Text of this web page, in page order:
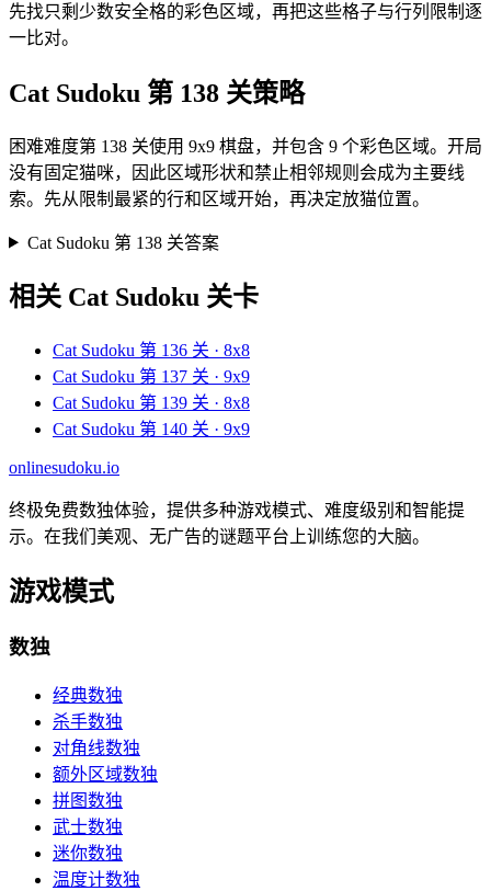
先找只剩少数安全格的彩色区域，再把这些格子与行列限制逐
一比对。
Cat Sudoku 第 138 关策略
困难难度第 138 关使用 9x9 棋盘，并包含 9 个彩色区域。开局
没有固定猫咪，因此区域形状和禁止相邻规则会成为主要线
索。先从限制最紧的行和区域开始，再决定放猫位置。
Cat Sudoku 第 138 关答案
相关 Cat Sudoku 关卡
Cat Sudoku 第 136 关 · 8x8
Cat Sudoku 第 137 关 · 9x9
Cat Sudoku 第 139 关 · 8x8
Cat Sudoku 第 140 关 · 9x9
onlinesudoku.io
终极免费数独体验，提供多种游戏模式、难度级别和智能提
示。在我们美观、无广告的谜题平台上训练您的大脑。
游戏模式
数独
经典数独
杀手数独
对角线数独
额外区域数独
拼图数独
武士数独
迷你数独
温度计数独